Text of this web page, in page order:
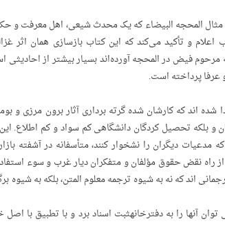
مثال المحجه البیضاء که یک محدث شیعی، اهل معرفت و
و تأکید می‌کند که این کتاب بازسازی همان اثر
فیض در المحجه آورده‌اند بسیار بیشتر از احادیثی
عرفا پرداخته است.
­اند که کارشان شده گرته ­برداری آثار برون­ مرزی و
و بلکه تحصیل کردگان دانشگاهی کم­ سواد و کم اطلاع.
دیگران را نشخوار کنند، متأسفانه در آشفته
که نه به شیوه­ ترجمه­ معلوم المتن، بلکه به­ شیوه­
آنها را به دفترخانهثبت اسناد برد و با تطبیق با